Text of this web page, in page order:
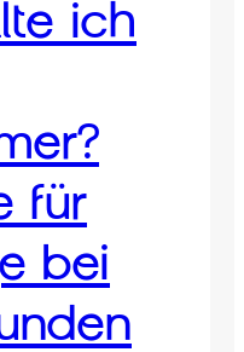
ich
für
bei